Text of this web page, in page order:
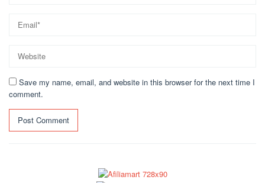
Save my name, email, and website in this browser for the next time I
comment.